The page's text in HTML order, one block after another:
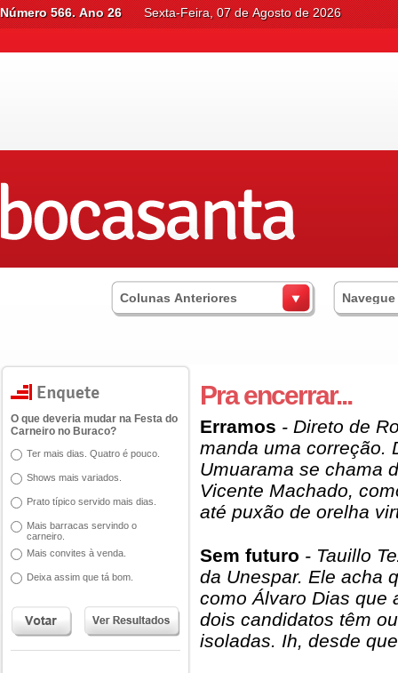
Número 566. Ano 26 Sexta-Feira, 07 de Agosto de 2026
Colunas Anteriores
O que deveria mudar na Festa do
Carneiro no Buraco?
Ter mais dias. Quatro é pouco.
Shows mais variados.
Prato típico servido mais dias.
Mais barracas servindo o
carneiro.
Mais convites à venda.
Deixa assim que tá bom.
Pra encerrar...
Erramos - Direto de
manda uma correção.
Umuarama se chama
Vicente Machado,
até puxão de orelha
Sem futuro - Tauillo
da Unespar. Ele acha
como Álvaro Dias que
dois candidatos têm
isoladas. Ih, desde